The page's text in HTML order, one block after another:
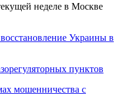
неделе в Москве
Украины в
пунктов
мошенничества с